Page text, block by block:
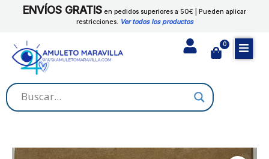
ENVÍOS GRATIS en pedidos superiores a 50€ | Pueden aplicar
restricciones. Ver todos los productos
0
Cart
JABON